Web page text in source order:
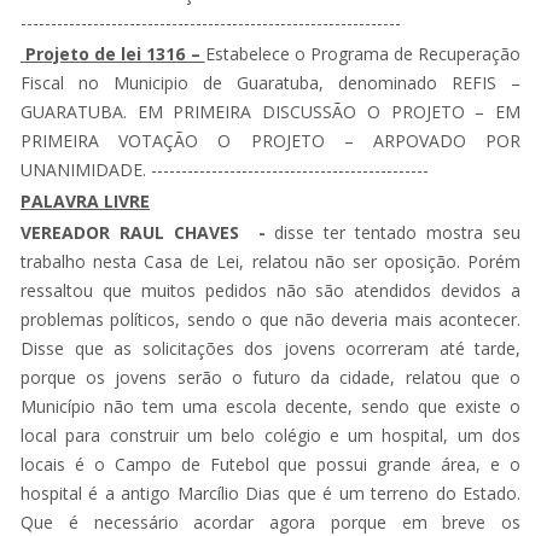
---------------------------------------------------------------
Projeto de lei 1316 – Estabelece o Programa de Recuperação
Fiscal no Municipio de Guaratuba, denominado REFIS –
GUARATUBA. EM PRIMEIRA DISCUSSÃO O PROJETO – EM
PRIMEIRA VOTAÇÃO O PROJETO – ARPOVADO POR
UNANIMIDADE. ----------------------------------------------
PALAVRA LIVRE
VEREADOR RAUL CHAVES - disse ter tentado mostra seu
trabalho nesta Casa de Lei, relatou não ser oposição. Porém
ressaltou que muitos pedidos não são atendidos devidos a
problemas políticos, sendo o que não deveria mais acontecer.
Disse que as solicitações dos jovens ocorreram até tarde,
porque os jovens serão o futuro da cidade, relatou que o
Município não tem uma escola decente, sendo que existe o
local para construir um belo colégio e um hospital, um dos
locais é o Campo de Futebol que possui grande área, e o
hospital é a antigo Marcílio Dias que é um terreno do Estado.
Que é necessário acordar agora porque em breve os